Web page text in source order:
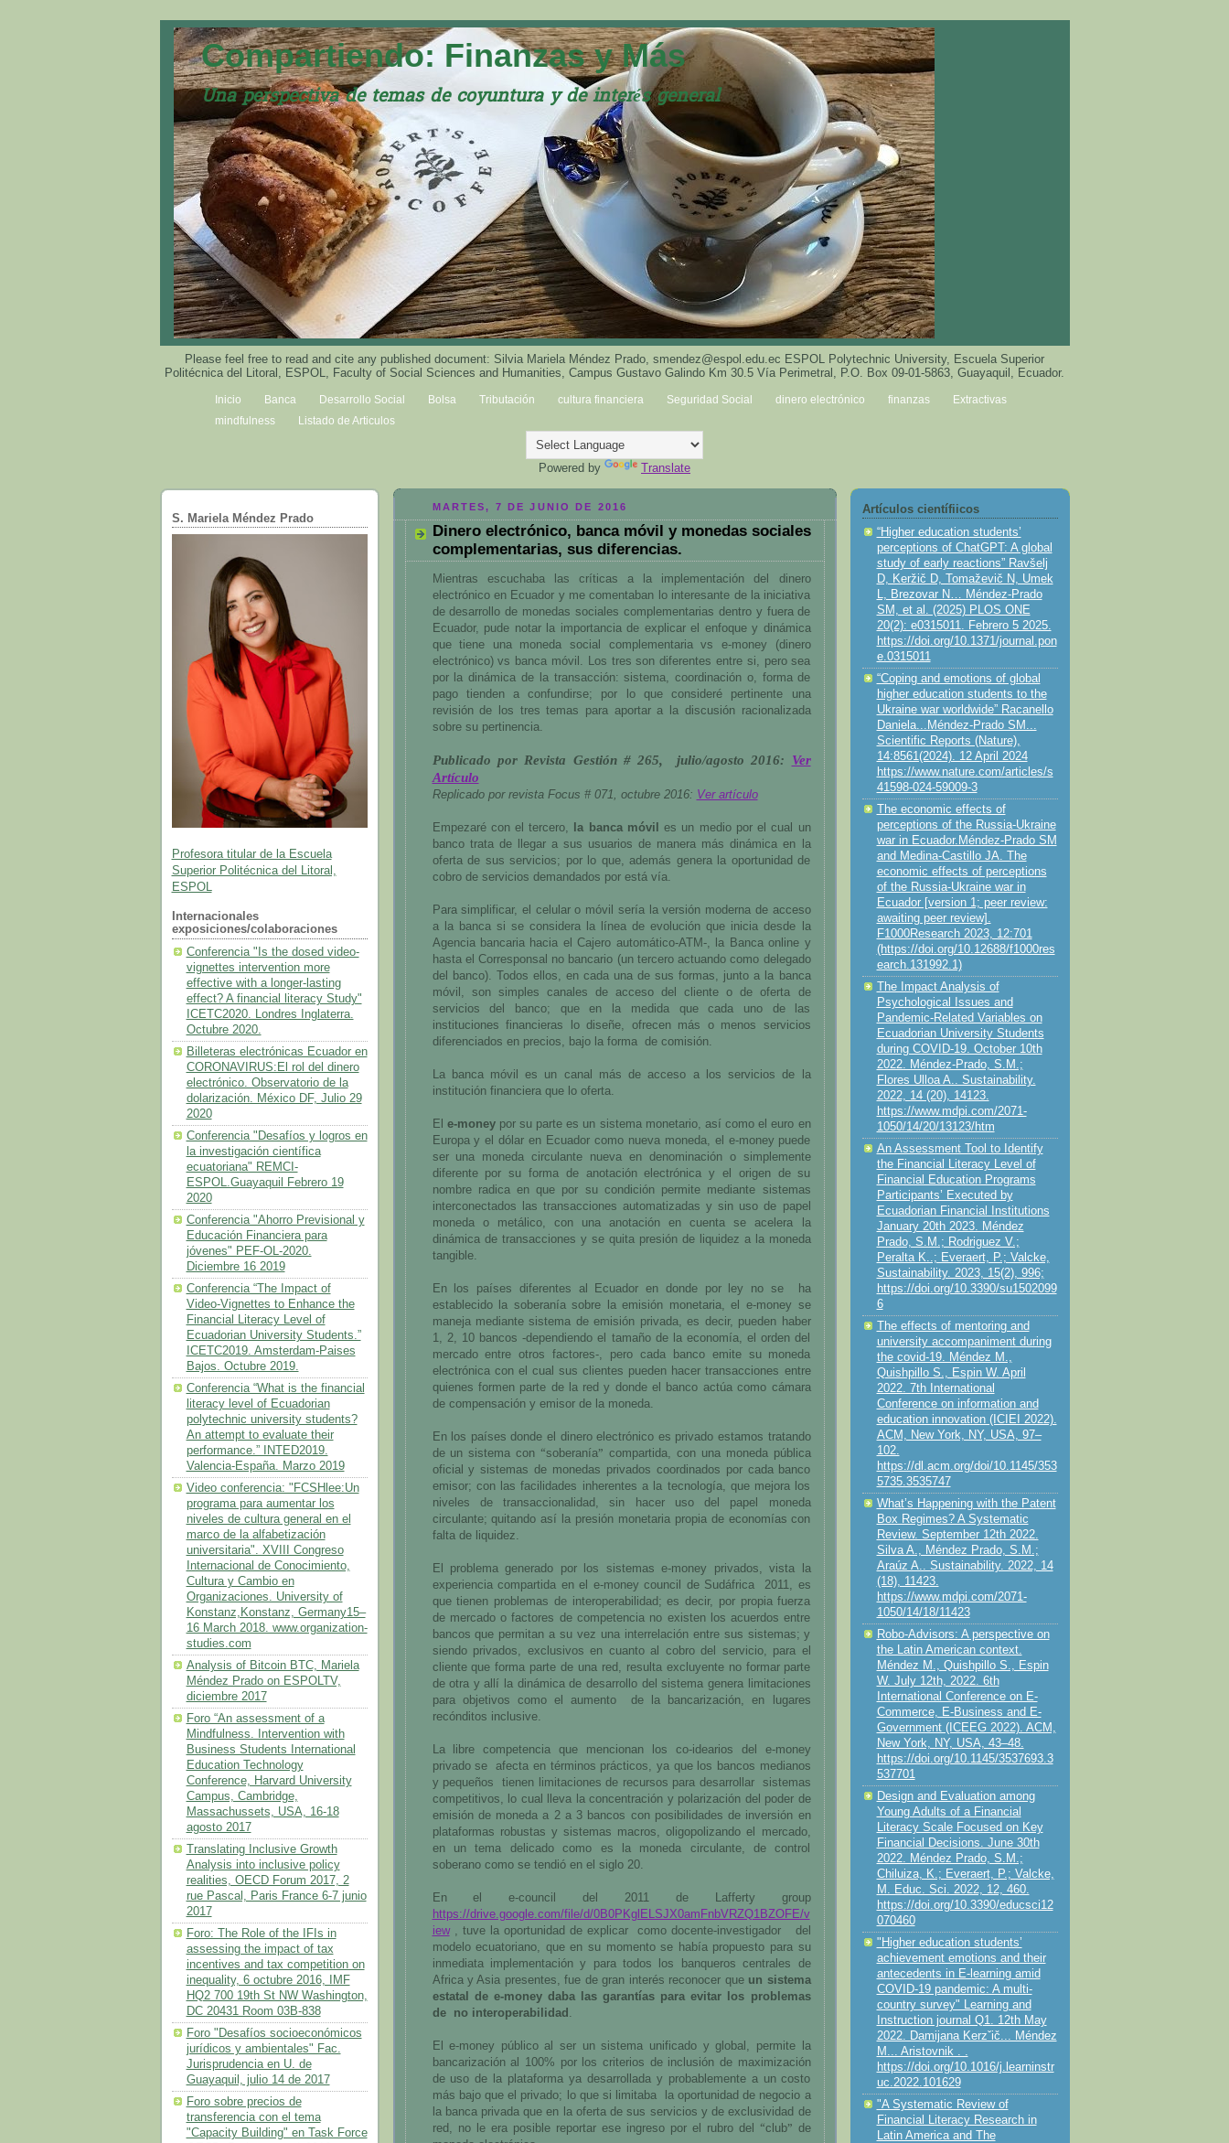
Compartiendo: Finanzas y Más
Una perspectiva de temas de coyuntura y de interés general
Please feel free to read and cite any published document: Silvia Mariela Méndez Prado, smendez@espol.edu.ec ESPOL Polytechnic University, Escuela Superior
Politécnica del Litoral, ESPOL, Faculty of Social Sciences and Humanities, Campus Gustavo Galindo Km 30.5 Vía Perimetral, P.O. Box 09-01-5863, Guayaquil, Ecuador.
Inicio Banca Desarrollo Social Bolsa Tributación cultura financiera Seguridad Social dinero electrónico finanzas
Extractivas
mindfulness
Listado de Articulos
Powered by Translate
S. Mariela Méndez Prado
Profesora titular de la Escuela
Superior Politécnica del Litoral,
ESPOL
Internacionales
exposiciones/colaboraciones
Conferencia "Is the dosed video-
vignettes intervention more
effective with a longer-lasting
effect? A financial literacy Study"
ICETC2020. Londres Inglaterra.
Octubre 2020.
Billeteras electrónicas Ecuador en
CORONAVIRUS:El rol del dinero
electrónico. Observatorio de la
dolarización. México DF, Julio 29
2020
Conferencia "Desafíos y logros en
la investigación científica
ecuatoriana" REMCI-
ESPOL.Guayaquil Febrero 19
2020
Conferencia "Ahorro Previsional y
Educación Financiera para
jóvenes" PEF-OL-2020.
Diciembre 16 2019
Conferencia “The Impact of
Video-Vignettes to Enhance the
Financial Literacy Level of
Ecuadorian University Students.”
ICETC2019. Amsterdam-Paises
Bajos. Octubre 2019.
Conferencia “What is the financial
literacy level of Ecuadorian
polytechnic university students?
An attempt to evaluate their
performance.” INTED2019.
Valencia-España. Marzo 2019
Video conferencia: "FCSHlee:Un
programa para aumentar los
niveles de cultura general en el
marco de la alfabetización
universitaria". XVIII Congreso
Internacional de Conocimiento,
Cultura y Cambio en
Organizaciones. University of
Konstanz,Konstanz, Germany15–
16 March 2018. www.organization-
studies.com
Analysis of Bitcoin BTC, Mariela
Méndez Prado on ESPOLTV,
diciembre 2017
Foro “An assessment of a
Mindfulness. Intervention with
Business Students International
Education Technology
Conference, Harvard University
Campus, Cambridge,
Massachussets, USA, 16-18
agosto 2017
Translating Inclusive Growth
Analysis into inclusive policy
realities, OECD Forum 2017, 2
rue Pascal, Paris France 6-7 junio
2017
Foro: The Role of the IFIs in
assessing the impact of tax
incentives and tax competition on
inequality, 6 octubre 2016, IMF
HQ2 700 19th St NW Washington,
DC 20431 Room 03B-838
Foro "Desafíos socioeconómicos
jurídicos y ambientales" Fac.
Jurisprudencia en U. de
Guayaquil, julio 14 de 2017
Foro sobre precios de
transferencia con el tema
"Capacity Building" en Task Force
MARTES, 7 DE JUNIO DE 2016
Dinero electrónico, banca móvil y monedas sociales
complementarias, sus diferencias.
Mientras escuchaba las críticas a la implementación del dinero
electrónico en Ecuador y me comentaban lo interesante de la iniciativa
de desarrollo de monedas sociales complementarias dentro y fuera de
Ecuador, pude notar la importancia de explicar el enfoque y dinámica
que tiene una moneda social complementaria vs e-money (dinero
electrónico) vs banca móvil. Los tres son diferentes entre si, pero sea
por la dinámica de la transacción: sistema, coordinación o, forma de
pago tienden a confundirse; por lo que consideré pertinente una
revisión de los tres temas para aportar a la discusión racionalizada
sobre su pertinencia.
Publicado por Revista Gestión # 265, julio/agosto 2016: Ver
Artículo
Replicado por revista Focus # 071, octubre 2016: Ver artículo
Empezaré con el tercero, la banca móvil
es un medio por el cual un
banco trata de llegar a sus usuarios de manera más dinámica en la
oferta de sus servicios; por lo que, además genera la oportunidad de
cobro de servicios demandados por está vía.
Para simplificar, el celular o móvil sería la versión moderna de acceso
a la banca si se considera la línea de evolución que inicia desde la
Agencia bancaria hacia el Cajero automático-ATM-, la Banca online y
hasta el Corresponsal no bancario (un tercero actuando como delegado
del banco). Todos ellos, en cada una de sus formas, junto a la banca
móvil, son simples canales de acceso del cliente o de oferta de
servicios del banco; que en la medida que cada uno de las
instituciones financieras lo diseñe, ofrecen más o menos servicios
diferenciados en precios, bajo la forma
de comisión.
La banca móvil es un canal más de acceso a los servicios de la
institución financiera que lo oferta.
El e-moneypor su parte es un sistema monetario, así como el euro en
Europa y el dólar en Ecuador como nueva moneda, el e-money puede
ser una moneda circulante nueva en denominación o simplemente
diferente por su forma de anotación electrónica y el origen de su
nombre radica en que por su condición permite mediante sistemas
interconectados las transacciones automatizadas y sin uso de papel
moneda o metálico, con una anotación en cuenta se acelera la
dinámica de transacciones y se quita presión de liquidez a la moneda
tangible.
En los países diferentes al Ecuador en donde por ley no se
ha
establecido la soberanía sobre la emisión monetaria, el e-money se
maneja mediante sistema de emisión privada, es decir, pueden haber
1, 2, 10 bancos -dependiendo el tamaño de la economía, el orden del
mercado entre otros factores-, pero cada banco emite su moneda
electrónica con el cual sus clientes pueden hacer transacciones entre
quienes formen parte de la red y donde el banco actúa como cámara
de compensación y emisor de la moneda.
En los países donde el dinero electrónico es privado estamos tratando
de un sistema con “soberanía” compartida, con una moneda pública
oficial y sistemas de monedas privados coordinados por cada banco
emisor; con las facilidades inherentes a la tecnología, que mejora los
niveles de transaccionalidad, sin hacer uso del papel moneda
circulante; quitando así la presión monetaria propia de economías con
falta de liquidez.
El problema generado por los sistemas e-money privados, vista la
experiencia compartida en el e-money council de Sudáfrica
2011, es
que tienen problemas de interoperabilidad; es decir, por propia fuerza
de mercado o factores de competencia no existen los acuerdos entre
bancos que permitan a su vez una interrelación entre sus sistemas; y
siendo privados, exclusivos en cuanto al cobro del servicio, para el
cliente que forma parte de una red, resulta excluyente no formar parte
de otra y allí la dinámica de desarrollo del sistema genera limitaciones
para objetivos como el aumento
de la bancarización, en lugares
recónditos inclusive.
La libre competencia que mencionan los co-idearios del e-money
privado se
afecta en términos prácticos, ya que los bancos medianos
y pequeños
tienen limitaciones de recursos para desarrollar
sistemas
competitivos, lo cual lleva la concentración y polarización del poder de
emisión de moneda a 2 a 3 bancos con posibilidades de inversión en
plataformas robustas y sistemas macros, oligopolizando el mercado,
en un tema delicado como es la moneda circulante, de control
soberano como se tendió en el siglo 20.
En el e-council del 2011 de Lafferty group
https://drive.google.com/file/d/0B0PKglELSJX0amFnbVRZQ1BZOFE/v
iew, tuve la oportunidad de explicar como docente-investigador
del
modelo ecuatoriano, que en su momento se había propuesto para su
inmediata implementación y para todos los banqueros centrales de
Africa y Asia presentes, fue de gran interés reconocer que un sistema
estatal de e-money daba las garantías para evitar los problemas
de
no interoperabilidad .
El e-money público al ser un sistema unificado y global, permite la
bancarización al 100% por los criterios de inclusión de maximización
de uso de la plataforma ya desarrollada y probablemente a un costo
más bajo que el privado; lo que si limitaba
la oportunidad de negocio a
la banca privada que en la oferta de sus servicios y de exclusividad de
red, no le era posible reportar ese ingreso por el rubro del
“club” de
Artículos científiicos
“Higher education students’
perceptions of ChatGPT: A global
study of early reactions” Ravšelj
D, Keržič D, Tomaževič N, Umek
L, Brezovar N… Méndez-Prado
SM, et al. (2025) PLOS ONE
20(2): e0315011. Febrero 5 2025.
https://doi.org/10.1371/journal.pon
e.0315011
“Coping and emotions of global
higher education students to the
Ukraine war worldwide” Racanello
Daniela...Méndez-Prado SM...
Scientific Reports (Nature),
14:8561(2024). 12 April 2024
https://www.nature.com/articles/s
41598-024-59009-3
The economic effects of
perceptions of the Russia-Ukraine
war in Ecuador.Méndez-Prado SM
and Medina-Castillo JA. The
economic effects of perceptions
of the Russia-Ukraine war in
Ecuador [version 1; peer review:
awaiting peer review].
F1000Research 2023, 12:701
(https://doi.org/10.12688/f1000res
earch.131992.1)
The Impact Analysis of
Psychological Issues and
Pandemic-Related Variables on
Ecuadorian University Students
during COVID-19. October 10th
2022. Méndez-Prado, S.M.;
Flores Ulloa A.. Sustainability.
2022, 14 (20), 14123.
https://www.mdpi.com/2071-
1050/14/20/13123/htm
An Assessment Tool to Identify
the Financial Literacy Level of
Financial Education Programs
Participants’ Executed by
Ecuadorian Financial Institutions
January 20th 2023. Méndez
Prado, S.M.; Rodriguez V.;
Peralta K..; Everaert, P.; Valcke,
Sustainability. 2023, 15(2), 996;
https://doi.org/10.3390/su1502099
6
The effects of mentoring and
university accompaniment during
the covid-19. Méndez M.,
Quishpillo S., Espin W. April
2022. 7th International
Conference on information and
education innovation (ICIEI 2022).
ACM, New York, NY, USA, 97–
102.
https://dl.acm.org/doi/10.1145/353
5735.3535747
What’s Happening with the Patent
Box Regimes? A Systematic
Review. September 12th 2022.
Silva A., Méndez Prado, S.M.;
Araúz A.. Sustainability. 2022, 14
(18), 11423.
https://www.mdpi.com/2071-
1050/14/18/11423
Robo-Advisors: A perspective on
the Latin American context.
Méndez M., Quishpillo S., Espin
W. July 12th, 2022. 6th
International Conference on E-
Commerce, E-Business and E-
Government (ICEEG 2022). ACM,
New York, NY, USA, 43–48.
https://doi.org/10.1145/3537693.3
537701
Design and Evaluation among
Young Adults of a Financial
Literacy Scale Focused on Key
Financial Decisions. June 30th
2022. Méndez Prado, S.M.;
Chiluiza, K.; Everaert, P.; Valcke,
M. Educ. Sci. 2022, 12, 460.
https://doi.org/10.3390/educsci12
070460
"Higher education students’
achievement emotions and their
antecedents in E-learning amid
COVID-19 pandemic: A multi-
country survey" Learning and
Instruction journal Q1. 12th May
2022. Damijana Kerzˇič... Méndez
M... Aristovnik . .
https://doi.org/10.1016/j.learninstr
uc.2022.101629
"A Systematic Review of
Financial Literacy Research in
Latin America and The